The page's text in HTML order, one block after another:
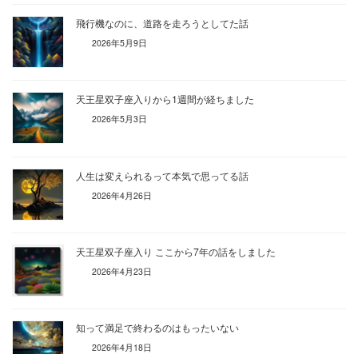
飛行機なのに、道路を走ろうとしてた話
2026年5月9日
天王星双子座入りから1週間が経ちました
2026年5月3日
人生は変えられるって本気で思ってる話
2026年4月26日
天王星双子座入り ここから7年の話をしました
2026年4月23日
知って満足で終わるのはもったいない
2026年4月18日